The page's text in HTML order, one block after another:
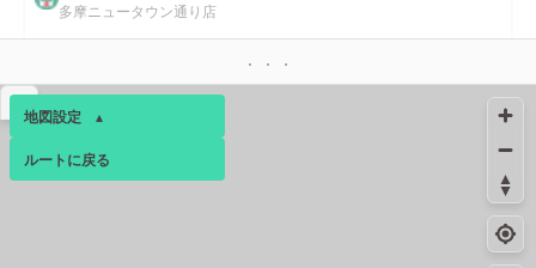
多摩ニュータウン通り店
トイレ
-
コンビニ -
185m
地図設定 ▴
ベース ▴
ルートに戻る